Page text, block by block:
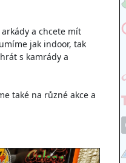
a chcete mít
jak indoor, tak
s kamrády a
také na různé akce a